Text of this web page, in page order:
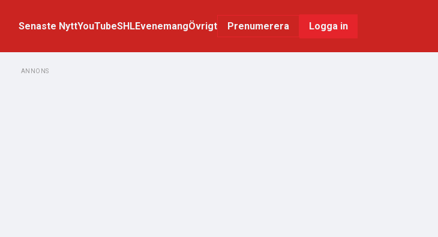
Senaste NyttYouTubeSHLEvenemangÖvrigt Prenumerera Logga in
ANNONS